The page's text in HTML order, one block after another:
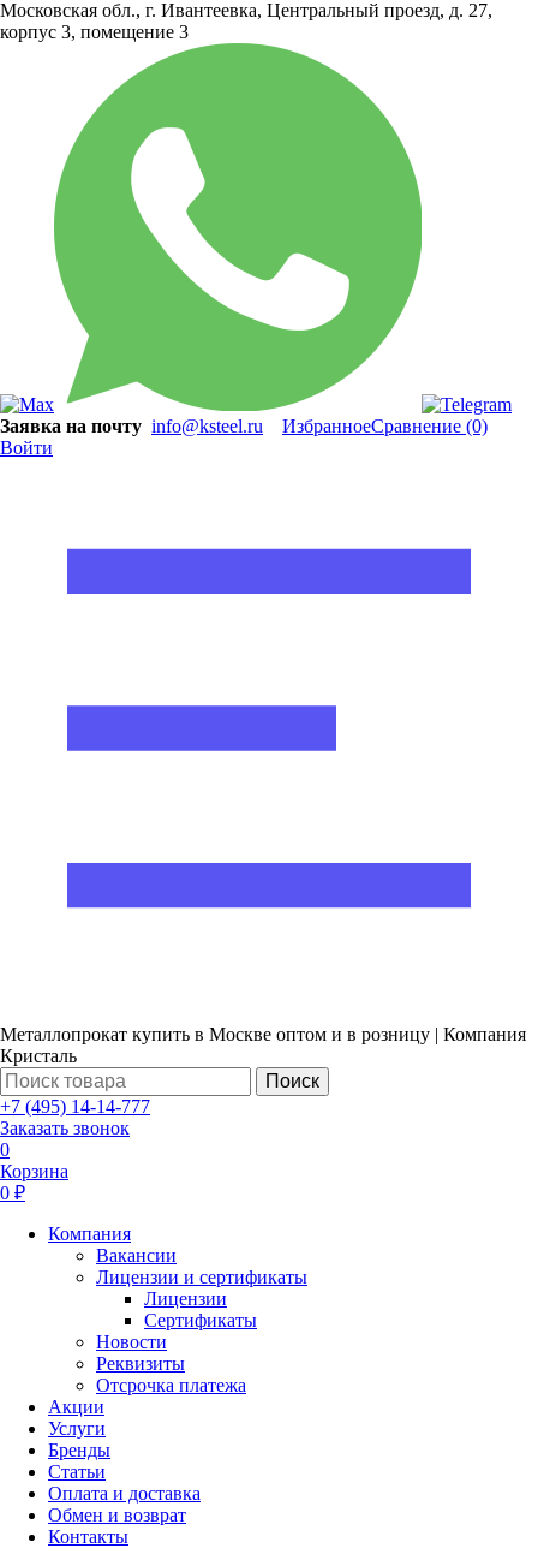
Московская обл., г. Ивантеевка, Центральный проезд, д. 27,
корпус 3, помещение 3
Заявка на почту info@ksteel.ru ИзбранноеСравнение (0)
Войти
Металлопрокат купить в Москве оптом и в розницу | Компания
Кристаль
Поиск
+7 (495) 14-14-777
Заказать звонок
0
Корзина
0 ₽
Компания
Вакансии
Лицензии и сертификаты
Лицензии
Сертификаты
Новости
Реквизиты
Отсрочка платежа
Акции
Услуги
Бренды
Статьи
Оплата и доставка
Обмен и возврат
Контакты